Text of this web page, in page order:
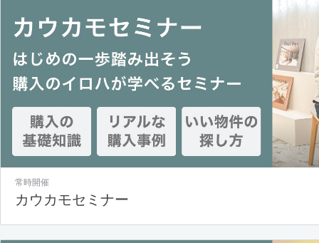
常時開催
カウカモセミナー